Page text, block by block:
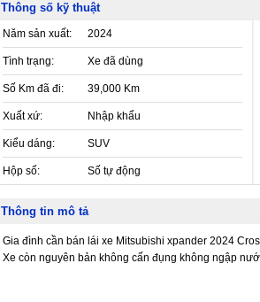
Thông số kỹ thuật
Năm sản xuất: 2024
Tình trạng: Xe đã dùng
Số Km đã đi: 39,000 Km
Xuất xứ: Nhập khẩu
Kiểu dáng: SUV
Hộp số: Số tự động
Thông tin mô tả
Gia đình cần bán lái xe Mitsubishi xpander 2024
Xe còn nguyên bản không cấn đụng không ngập